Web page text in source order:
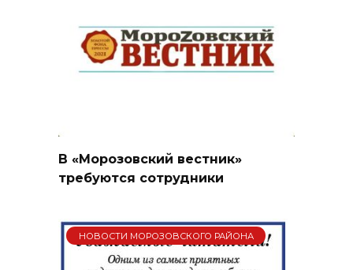
В «Морозовский вестник»
требуются сотрудники
НОВОСТИ МОРОЗОВСКОГО РАЙОНА